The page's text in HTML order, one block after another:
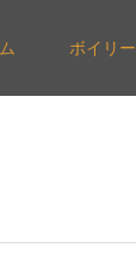
ボイリー